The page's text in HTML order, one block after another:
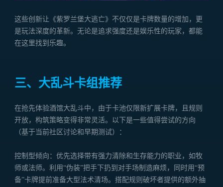
这些创新让《紫罗兰堡大逃亡》不仅仅是卡牌数量的增加，更
是玩法深度的革新。无论是追求强度还是娱乐性的玩家，都能
在这里找到乐趣。
三、大乱斗卡组推荐
在抢先体验酒馆大乱斗中，由于卡池仅限新扩展卡牌，且规则
开放，构筑策略变得非常灵活。以下是一些值得尝试的方向
（基于当前社区讨论和早期测试）：
控制型倾向：优先选择带有强力清除和生存能力的职业，如牧
师或法师。利用“伪装”把手下扔到对手场制造麻烦，同时用“预
备”卡牌提前准备大型法术清场。搭配规则破坏者提供的额外抽